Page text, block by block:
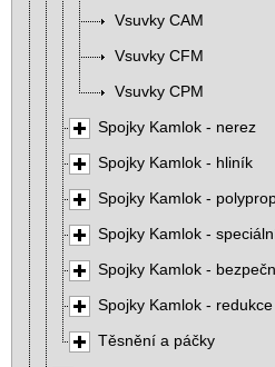
Vsuvky CAM
Vsuvky CFM
Vsuvky CPM
Spojky Kamlok - nerez
Spojky Kamlok - hliník
Spojky Kamlok -
Spojky Kamlok -
Spojky Kamlok -
Spojky Kamlok -
Těsnění a páčky